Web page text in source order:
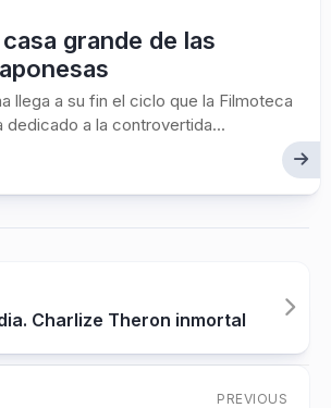
grande de las
llega a su fin el ciclo que la Filmoteca
dedicado a la controvertida...
Charlize Theron inmortal
PREVIOUS